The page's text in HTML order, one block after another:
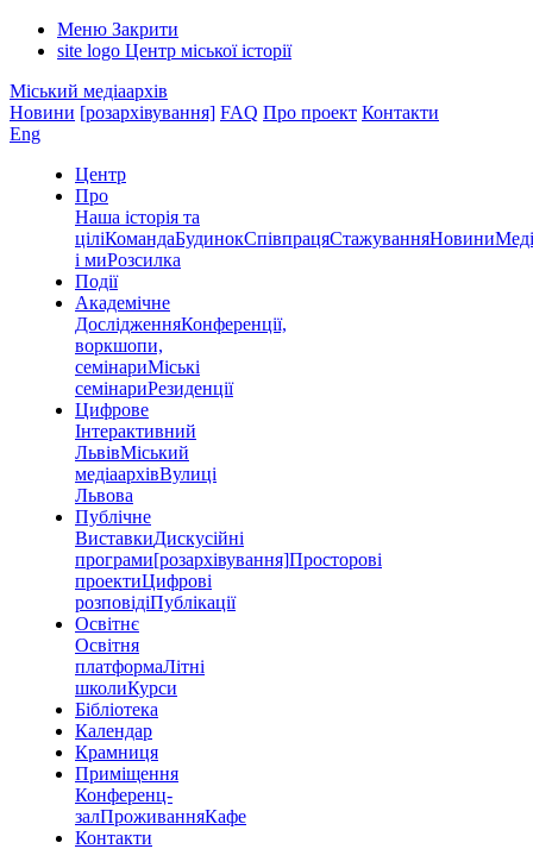
Меню Закрити
site logo Центр міської історії
Міський медіаархів
Новини [розархівування] FAQ Про проект Контакти
Eng
Центр
Про
Наша історія та
ціліКомандаБудинокСпівпрацяСтажуванняНовини
і миРозсилка
Події
Академічне
ДослідженняКонференції,
воркшопи,
семінариМіські
семінариРезиденції
Цифрове
Інтерактивний
ЛьвівМіський
медіаархівВулиці
Львова
Публічне
ВиставкиДискусійні
програми[розархівування]Просторові
проектиЦифрові
розповідіПублікації
Освітнє
Освітня
платформаЛітні
школиКурси
Бібліотека
Календар
Крамниця
Приміщення
Конференц-
залПроживанняКафе
Контакти